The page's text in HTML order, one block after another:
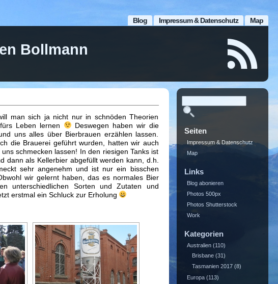
Map
Impressum & Datenschutz
Blog
Bollmann
man sich ja nicht nur in schnöden Theorien
Leben lernen
Deswegen haben wir die
uns alles über Bierbrauen erzählen lassen.
die Brauerei geführt wurden, hatten wir auch
schmecken lassen! In den riesigen Tanks ist
dann als Kellerbier abgefüllt werden kann, d.h.
sehr angenehm und ist nur ein bisschen
wir gelernt haben, das es normales Bier
unterschiedlichen Sorten und Zutaten und
erstmal ein Schluck zur Erholung
Seiten
Impressum & Datenschutz
Map
Links
Blog abonieren
Photos 500px
Photos Shutterstock
Work
Kategorien
Australien(110)
Brisbane(31)
Tasmanien 2017(8)
Europa(113)